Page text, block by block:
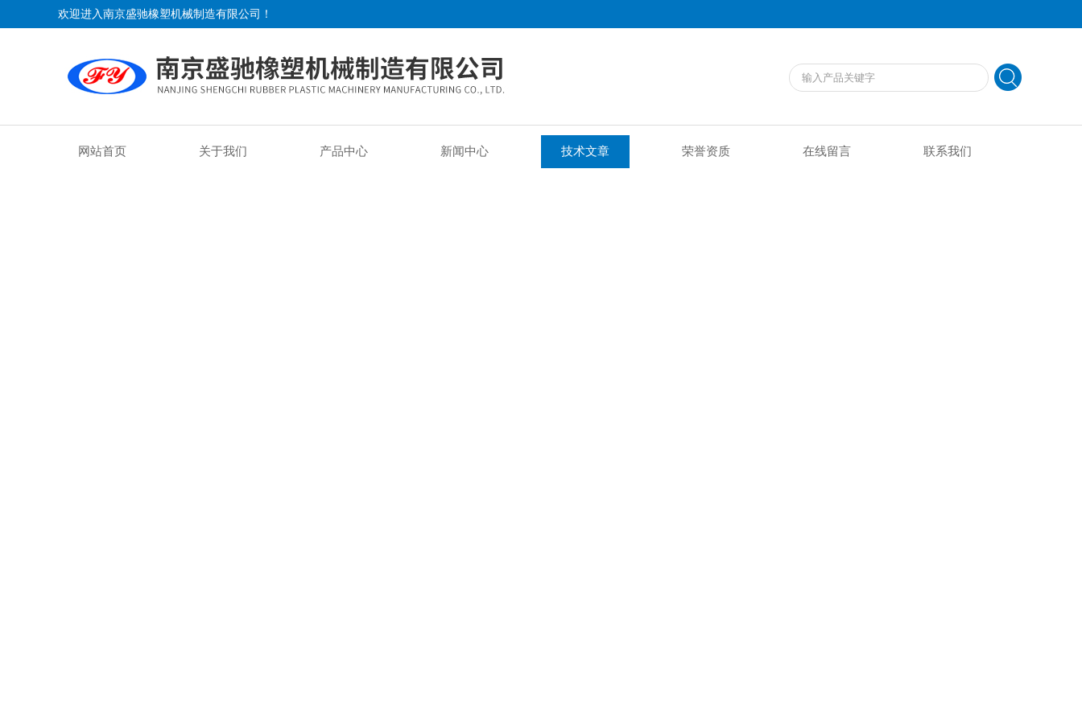
欢迎进入南京盛驰橡塑机械制造有限公司！
网站首页 关于我们 产品中心 新闻中心 技术文章 荣誉资质 在线留言 联系我们